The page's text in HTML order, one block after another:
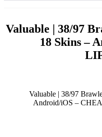
Valuable | 38/97
18 Skins –
Valuable | 38/97
Android/iOS –